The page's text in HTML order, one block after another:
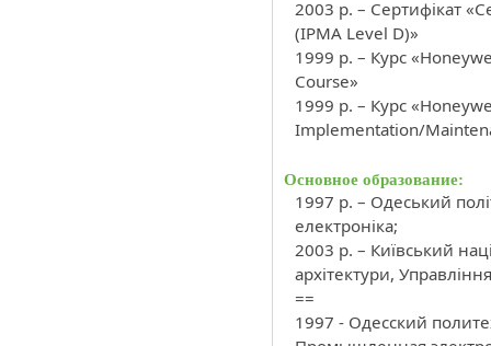
2003 р. – Сертифікат
(IPMA Level D)»
1999 р. – Курс
Course»
1999 р. – Курс
Implementation/
Основное образование:
1997 р. – Одеський
електроніка;
2003 р. – Київський
архітектури,
==
1997 - Одесский